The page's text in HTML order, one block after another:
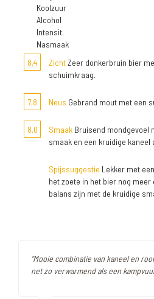
Koolzuur
Alcohol
Intensit.
Nasmaak
8,4
ZichtZeer donkerbruin bier
schuimkraag.
7,8 Neus Gebrand mout met een
8,0 Smaak Bruisend mondgevoel
smaak en een kruidige kaneel
Spijssuggestie Lekker met
het zoete in het bier nog meer
balans zijn met de kruidige
"Mooie combinatie van kaneel en
net zo verwarmend als een